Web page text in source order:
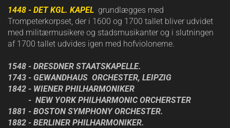
1448 - DET KGL. KAPEL grundlægges med
Trompeterkorpset, der i 1600 og 1700 tallet bliver udvidet
med militærmusikere og stadsmusikanter og i slutningen
af 1700 tallet udvides igen med hofviolonerne.
1548 - DRESDNER STAATSKAPELLE.
1743 - GEWANDHAUS ORCHESTER, LEIPZIG
1842 - WIENER PHILHARMONIKER
- NEW YORK PHILHARMONIC ORCHERSTER
1881 - BOSTON SYMPHONY ORCHESTER.
1882 - BERLINER PHILHARMONIKER.